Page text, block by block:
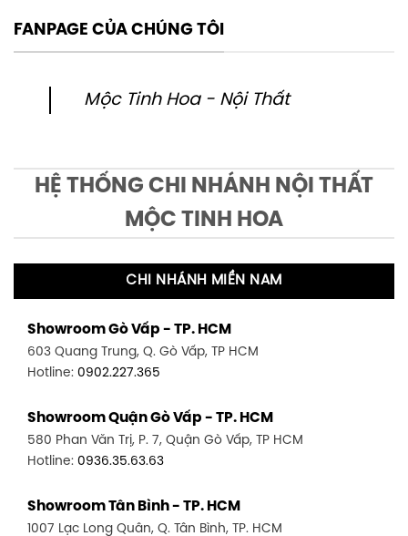
FANPAGE CỦA CHÚNG TÔI
Mộc Tinh Hoa - Nội Thất
HỆ THỐNG CHI NHÁNH NỘI THẤT
MỘC TINH HOA
CHI NHÁNH MIỀN NAM
Showroom Gò Vấp - TP. HCM
603 Quang Trung, Q. Gò Vấp, TP HCM
Hotline: 0902.227.365
Showroom Quận Gò Vấp - TP. HCM
580 Phan Văn Trị, P. 7, Quận Gò Vấp, TP HCM
Hotline: 0936.35.63.63
Showroom Tân Bình - TP. HCM
1007 Lạc Long Quân, Q. Tân Bình, TP. HCM